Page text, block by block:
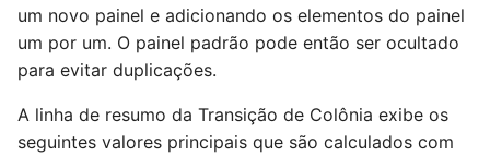
um novo painel e adicionando os elementos do painel
um por um. O painel padrão pode então ser ocultado
para evitar duplicações.
A linha de resumo da Transição de Colônia exibe os
seguintes valores principais que são calculados com